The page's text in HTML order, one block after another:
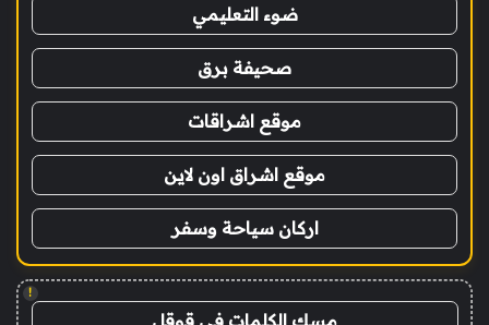
ضوء التعليمي
صحيفة برق
موقع اشراقات
موقع اشراق اون لاين
اركان سياحة وسفر
!
مسك الكلمات في قوقل